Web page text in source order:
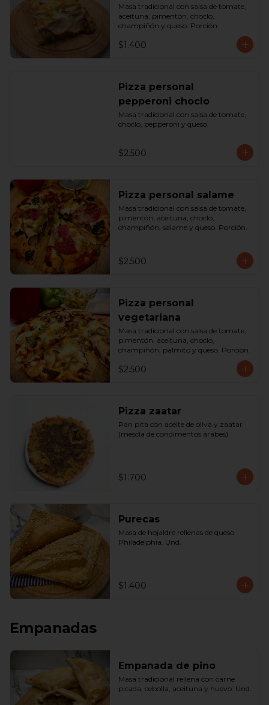
Masa tradicional con salsa de tomate,
aceituna, pimentón, choclo,
champiñón y queso. Porción.
$1.400
Pizza personal
pepperoni choclo
Masa tradicional con salsa de tomate,
choclo, pepperoni y queso.
$2.500
Pizza personal salame
Masa tradicional con salsa de tomate,
pimentón, aceituna, choclo,
champiñón, salame y queso. Porción.
$2.500
Pizza personal
vegetariana
Masa tradicional con salsa de tomate,
pimentón, aceituna, choclo,
champiñón, palmito y queso. Porción.
$2.500
Pizza zaatar
Pan pita con aceite de oliva y zaatar
(mescla de condimentos árabes)
$1.700
Purecas
Masa de hojaldre rellenas de queso
Philadelphia. Und.
$1.400
Empanadas
Empanada de pino
Masa tradicional rellena con carne
picada, cebolla, aceituna y huevo. Und.